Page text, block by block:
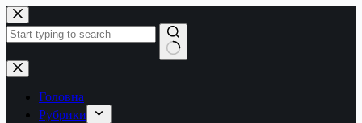
Перейти
до
вмісту
Немає
результатів
Головна
Рубрики